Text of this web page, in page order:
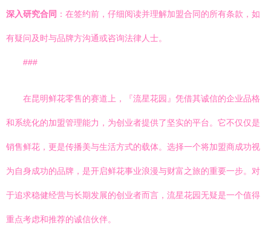
深入研究合同 ：在签约前，仔细阅读并理解加盟合同的所有条款，如
有疑问及时与品牌方沟通或咨询法律人士。
###
在昆明鲜花零售的赛道上，『流星花园』凭借其诚信的企业品格
和系统化的加盟管理能力，为创业者提供了坚实的平台。它不仅仅是
销售鲜花，更是传播美与生活方式的载体。选择一个将加盟商成功视
为自身成功的品牌，是开启鲜花事业浪漫与财富之旅的重要一步。对
于追求稳健经营与长期发展的创业者而言，流星花园无疑是一个值得
重点考虑和推荐的诚信伙伴。